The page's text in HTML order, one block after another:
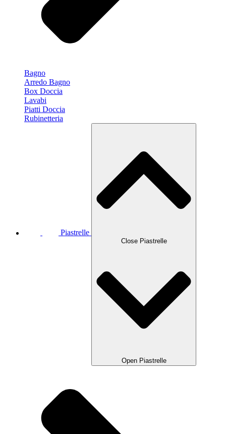
Bagno
Arredo Bagno
Box Doccia
Lavabi
Piatti Doccia
Rubinetteria
Piastrelle
Close Piastrelle
Open Piastrelle